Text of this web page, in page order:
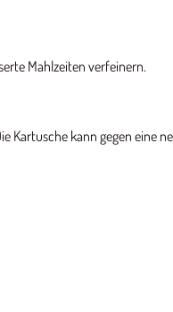
Mahlzeiten verfeinern.
Kartusche kann gegen eine